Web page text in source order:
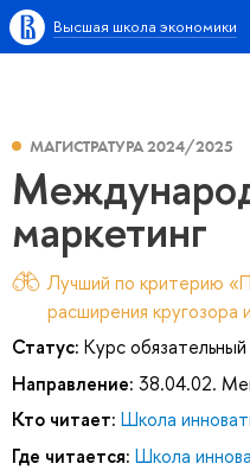
Высшая школа экономики
МАГИСТРАТУРА 2024/2025
маркетинг
Лучший по критерию
расширения кругозора
Статус: Курс
Направление: 38.04.02.
Кто читает: Школа
Где читается: Школа